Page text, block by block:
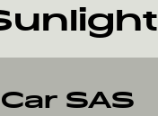
SAS